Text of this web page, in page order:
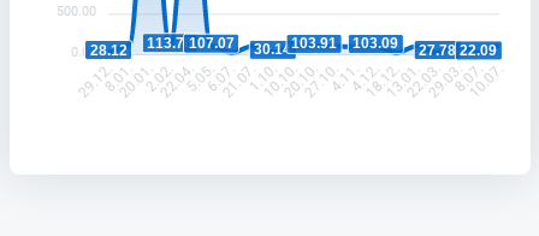
500.00
0.0028.12 113.76107.07 30.14103.91 103.09 27.78 22.09
29.12.8.01.
20.01.2.02.
22.04.5.05.6.07.
21.07.1.10.
10.10.20.10.27.10.4.11.4.12.
18.12.13.01.22.03.29.03.8.07.
10.07.